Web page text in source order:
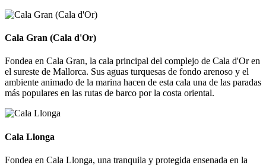
Cala Gran (Cala d'Or)
Cala Gran (Cala d'Or)
Fondea en Cala Gran, la cala principal del complejo de Cala d'Or en
el sureste de Mallorca. Sus aguas turquesas de fondo arenoso y el
ambiente animado de la marina hacen de esta cala una de las paradas
más populares en las rutas de barco por la costa oriental.
Cala Llonga
Cala Llonga
Fondea en Cala Llonga, una tranquila y protegida ensenada en la